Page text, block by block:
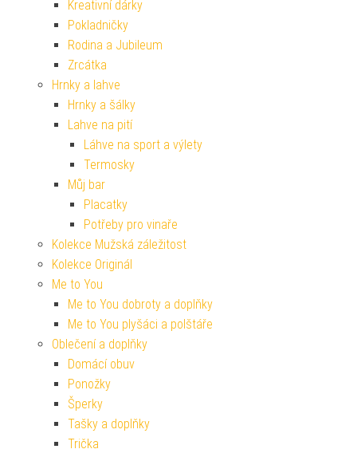
Kreativní dárky
Pokladničky
Rodina a Jubileum
Zrcátka
Hrnky a lahve
Hrnky a šálky
Lahve na pití
Láhve na sport a výlety
Termosky
Můj bar
Placatky
Potřeby pro vinaře
Kolekce Mužská záležitost
Kolekce Originál
Me to You
Me to You dobroty a doplňky
Me to You plyšáci a polštáře
Oblečení a doplňky
Domácí obuv
Ponožky
Šperky
Tašky a doplňky
Trička